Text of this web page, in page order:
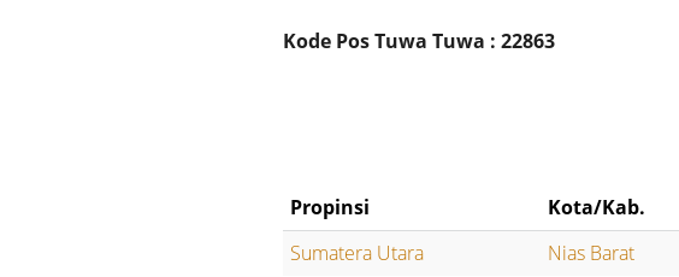
Kode Pos Tuwa Tuwa : 22863
Propinsi Kota/Kab.
Sumatera Utara
Nias Barat